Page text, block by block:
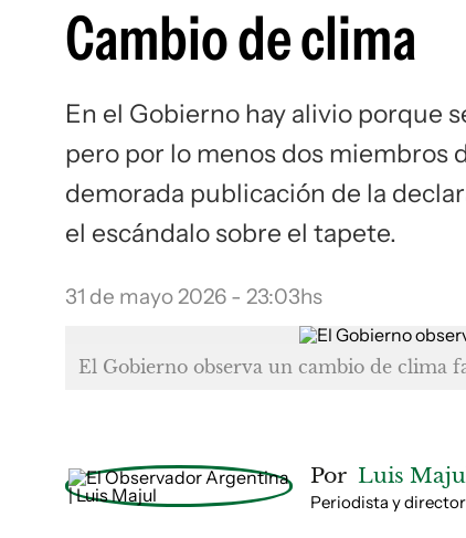
Cambio de clima
En el Gobierno hay alivio porque
pero por lo menos dos miembros
demorada publicación de la
el escándalo sobre el tapete.
31 de mayo 2026 - 23:03hs
El Gobierno observa un cambio de clima
Por Luis
Periodista y director